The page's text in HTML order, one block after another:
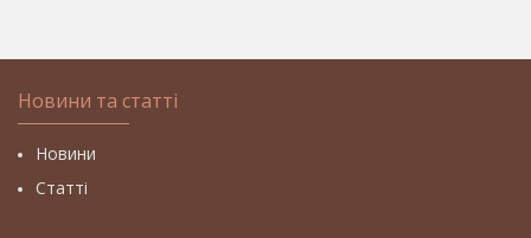
Новини та статті
Новини
Статті